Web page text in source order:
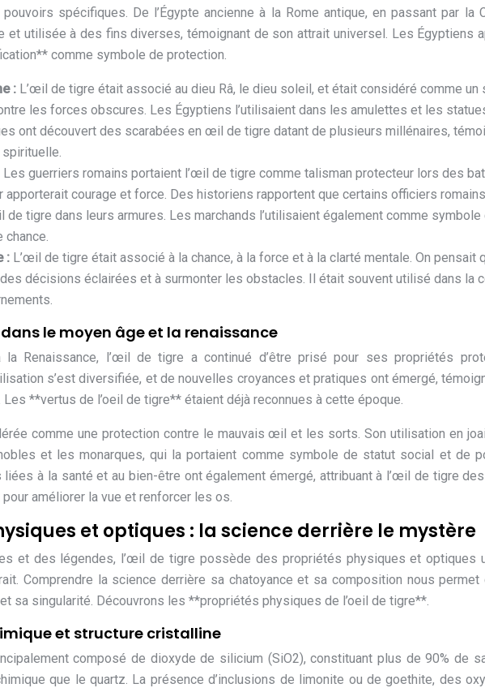
spécifiques. De l’Égypte ancienne à la Rome antique, en passant par la
et utilisée à des fins diverses, témoignant de son attrait universel. Les Égyptiens
comme symbole de protection.
: L’œil de tigre était associé au dieu Râ, le dieu soleil, et était considéré comme un
les forces obscures. Les Égyptiens l’utilisaient dans les amulettes et les
ont découvert des scarabées en œil de tigre datant de plusieurs millénaires,
Les guerriers romains portaient l’œil de tigre comme talisman protecteur lors des
apporterait courage et force. Des historiens rapportent que certains officiers romains
de tigre dans leurs armures. Les marchands l’utilisaient également comme symbole
: L’œil de tigre était associé à la chance, à la force et à la clarté mentale. On pensait
décisions éclairées et à surmonter les obstacles. Il était souvent utilisé dans la
dans le moyen âge et la renaissance
Renaissance, l’œil de tigre a continué d’être prisé pour ses propriétés
s’est diversifiée, et de nouvelles croyances et pratiques ont émergé,
**vertus de l’oeil de tigre** étaient déjà reconnues à cette époque.
comme une protection contre le mauvais œil et les sorts. Son utilisation en
et les monarques, qui la portaient comme symbole de statut social et de
liées à la santé et au bien-être ont également émergé, attribuant à l’œil de tigre
améliorer la vue et renforcer les os.
et optiques : la science derrière le mystère
et des légendes, l’œil de tigre possède des propriétés physiques et optiques
Comprendre la science derrière sa chatoyance et sa composition nous permet
sa singularité. Découvrons les **propriétés physiques de l’oeil de tigre**.
et structure cristalline
composé de dioxyde de silicium (SiO2), constituant plus de 90% de
que le quartz. La présence d’inclusions de limonite ou de goethite, des